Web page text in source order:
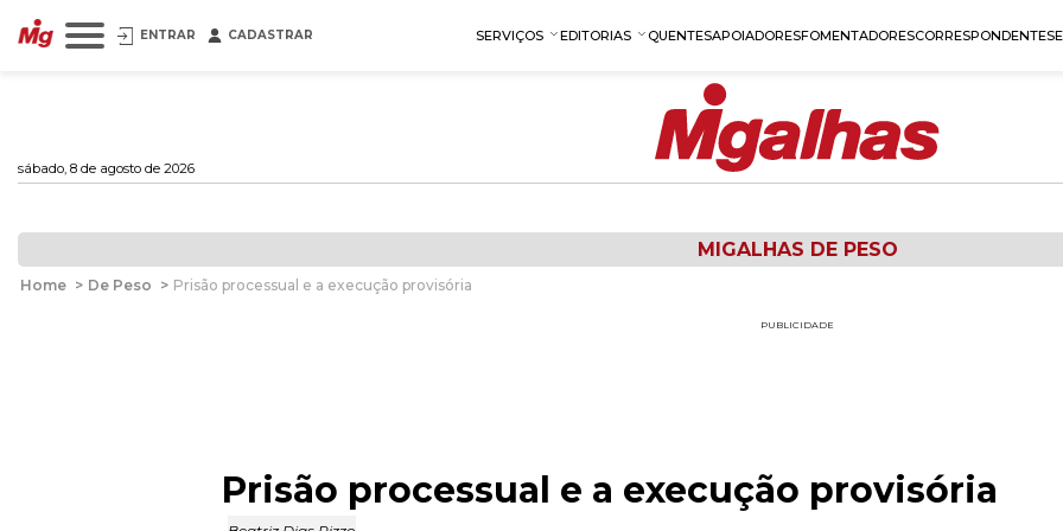
ENTRAR CADASTRAR SERVIÇOS EDITORIAS QUENTESAPOIADORESFOMENTADORESCORRESPONDENTES
sábado, 8 de agosto de 2026
MIGALHAS DE PESO
Home > De Peso > Prisão processual e a execução provisória
PUBLICIDADE
Prisão processual e a execução provisória